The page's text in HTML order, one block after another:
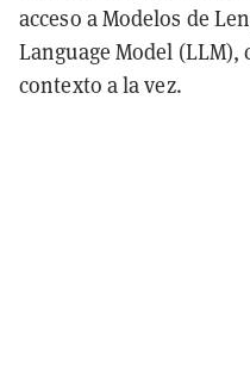
acceso a Modelos de
Language Model (LLM),
contexto a la vez.